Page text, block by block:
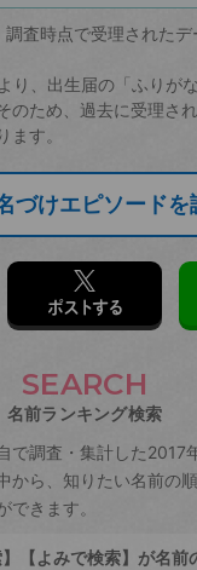
査時点で受理された
り、出生届の「ふりが
のため、過去に受理さ
ます。
づけエピソードを
ポストする
SEARCH
名前ランキング検索
で調査・集計した2017
から、知りたい名前の
できます。
】【よみで検索】が名前